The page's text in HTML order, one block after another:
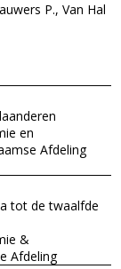
P., Van Hal
en
Afdeling
tot de twaalfde
&
Afdeling